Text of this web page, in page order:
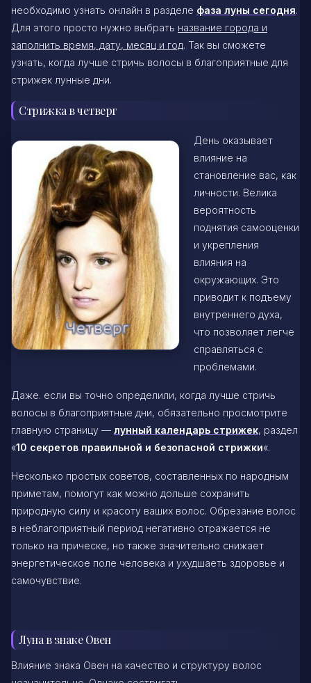
необходимо узнать онлайн в разделе фаза луны сегодня.
Для этого просто нужно выбрать название города и
заполнить время, дату, месяц и год. Так вы сможете
узнать, когда лучше стричь волосы в благоприятные для
стрижек лунные дни.
Стрижка в четверг
День оказывает
влияние на
становление вас, как
личности. Велика
вероятность
поднятия самооценки
и укрепления
влияния на
окружающих. Это
приводит к подъему
внутреннего духа,
что позволяет легче
справляться с
проблемами.
Даже. если вы точно определили, когда лучше стричь
волосы в благоприятные дни, обязательно просмотрите
главную страницу — лунный календарь стрижек, раздел
«10 секретов правильной и безопасной стрижки«.
Несколько простых советов, составленных по народным
приметам, помогут как можно дольше сохранить
природную силу и красоту ваших волос. Обрезание волос
в неблагоприятный период негативно отражается не
только на прическе, но также значительно снижает
энергетическое поле человека и ухудшаеть здоровье и
самочувствие.
Луна в знаке Овен
Влияние знака Овен на качество и структуру волос